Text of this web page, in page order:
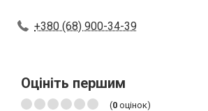
+380 (68) 900-34-39
Оцініть першим
(0 оцінок)